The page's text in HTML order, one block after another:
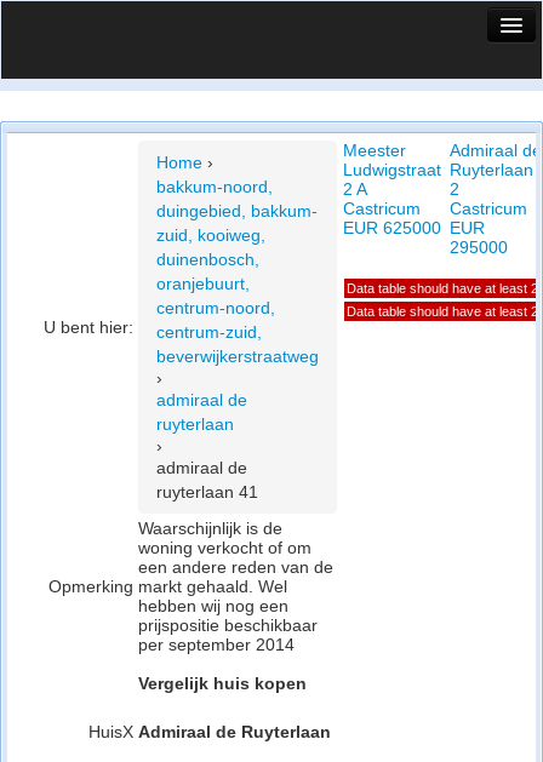
Vergelijk prijsposities - wijk
U bent hier:
Home ›
bakkum-noord,
duingebied, bakkum-
zuid, kooiweg,
duinenbosch,
oranjebuurt,
centrum-noord,
centrum-zuid,
beverwijkerstraatweg
›
admiraal de
ruyterlaan
›
admiraal de
ruyterlaan 41
Opmerking
Waarschijnlijk is de
woning verkocht of om
een andere reden van de
markt gehaald. Wel
hebben wij nog een
prijspositie beschikbaar
per september 2014
HuisX
Vergelijk huis kopen
Admiraal de Ruyterlaan
Meester
Ludwigstraat
2 A
Castricum
EUR 625000
Admiraal de
Ruyterlaan
2
Castricum
EUR
295000
Data table should have at least 2
Data table should have at least 2